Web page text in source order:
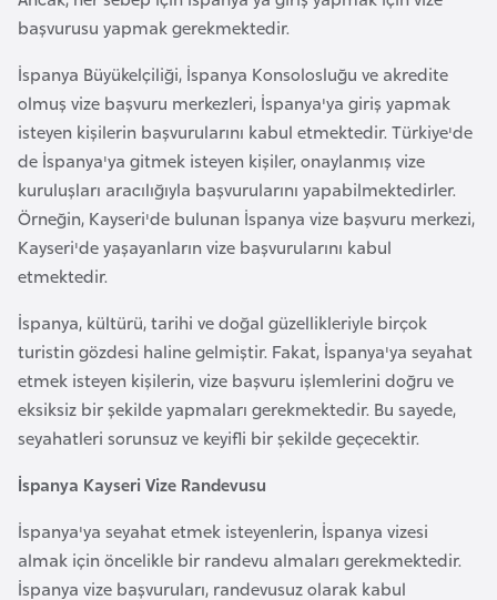
başvurusu yapmak gerekmektedir.
İspanya Büyükelçiliği, İspanya Konsolosluğu ve akredite
olmuş vize başvuru merkezleri, İspanya'ya giriş yapmak
isteyen kişilerin başvurularını kabul etmektedir. Türkiye'de
de İspanya'ya gitmek isteyen kişiler, onaylanmış vize
kuruluşları aracılığıyla başvurularını yapabilmektedirler.
Örneğin, Kayseri'de bulunan İspanya vize başvuru merkezi,
Kayseri'de yaşayanların vize başvurularını kabul
etmektedir.
İspanya, kültürü, tarihi ve doğal güzellikleriyle birçok
turistin gözdesi haline gelmiştir. Fakat, İspanya'ya seyahat
etmek isteyen kişilerin, vize başvuru işlemlerini doğru ve
eksiksiz bir şekilde yapmaları gerekmektedir. Bu sayede,
seyahatleri sorunsuz ve keyifli bir şekilde geçecektir.
İspanya Kayseri Vize Randevusu
İspanya'ya seyahat etmek isteyenlerin, İspanya vizesi
almak için öncelikle bir randevu almaları gerekmektedir.
İspanya vize başvuruları, randevusuz olarak kabul
g
a
r
i
s
t
a
n
u
k
n
a
a
s